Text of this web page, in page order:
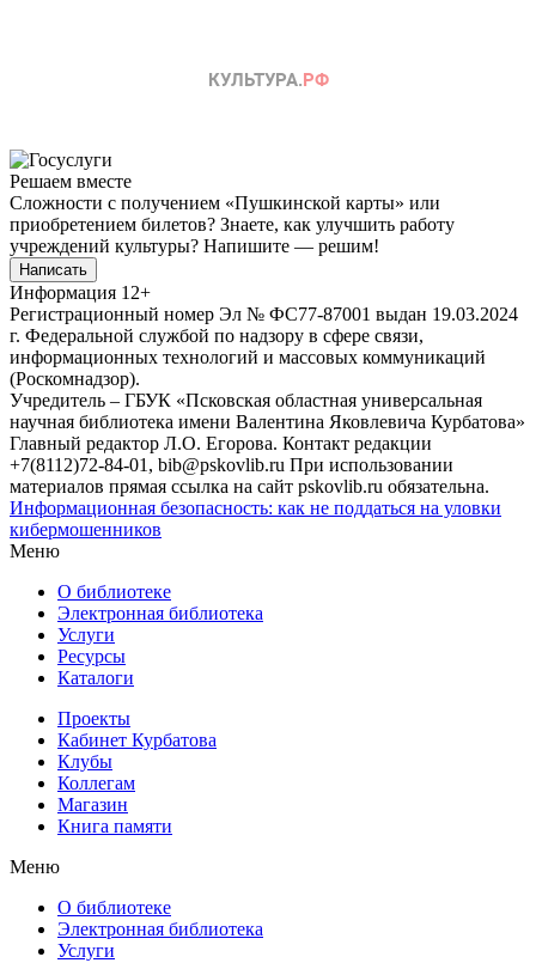
Решаем вместе
Сложности с получением «Пушкинской карты» или
приобретением билетов? Знаете, как улучшить работу
учреждений культуры? Напишите — решим!
Написать
Информация 12+
Регистрационный номер Эл № ФС77-87001 выдан 19.03.2024
г. Федеральной службой по надзору в сфере связи,
информационных технологий и массовых коммуникаций
(Роскомнадзор).
Учредитель – ГБУК «Псковская областная универсальная
научная библиотека имени Валентина Яковлевича Курбатова»
Главный редактор Л.О. Егорова. Контакт редакции
+7(8112)72-84-01, bib@pskovlib.ru При использовании
материалов прямая ссылка на сайт pskovlib.ru обязательна.
Информационная безопасность: как не поддаться на уловки
кибермошенников
Меню
О библиотеке
Электронная библиотека
Услуги
Ресурсы
Каталоги
Проекты
Кабинет Курбатова
Клубы
Коллегам
Магазин
Книга памяти
Меню
О библиотеке
Электронная библиотека
Услуги